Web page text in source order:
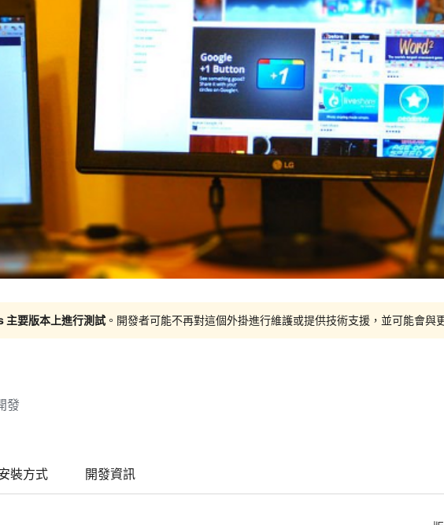
主要版本上進行測試 。開發者可能不再對這個外掛進行維護或提供技術支援，並可能會
發
裝方式 開發資訊